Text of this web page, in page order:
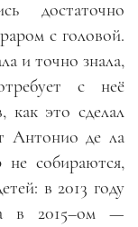
достаточно
с головой.
и точно знала,
с неё
как это сделал
Антонио де ла
собираются,
в 2013 году
в 2015–ом —